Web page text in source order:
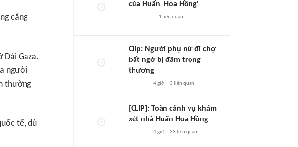
căng
Dải Gaza.
người
thường
tế, dù
của Huấn 'Hoa Hồng'
1 liên quan
Clip: Người phụ nữ đi chợ
bất ngờ bị đâm trọng
thương
4 giờ 3 liên quan
[CLIP]: Toàn cảnh vụ khám
xét nhà Huấn Hoa Hồng
4 giờ 33 liên quan